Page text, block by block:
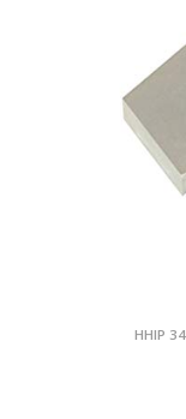
HHIP